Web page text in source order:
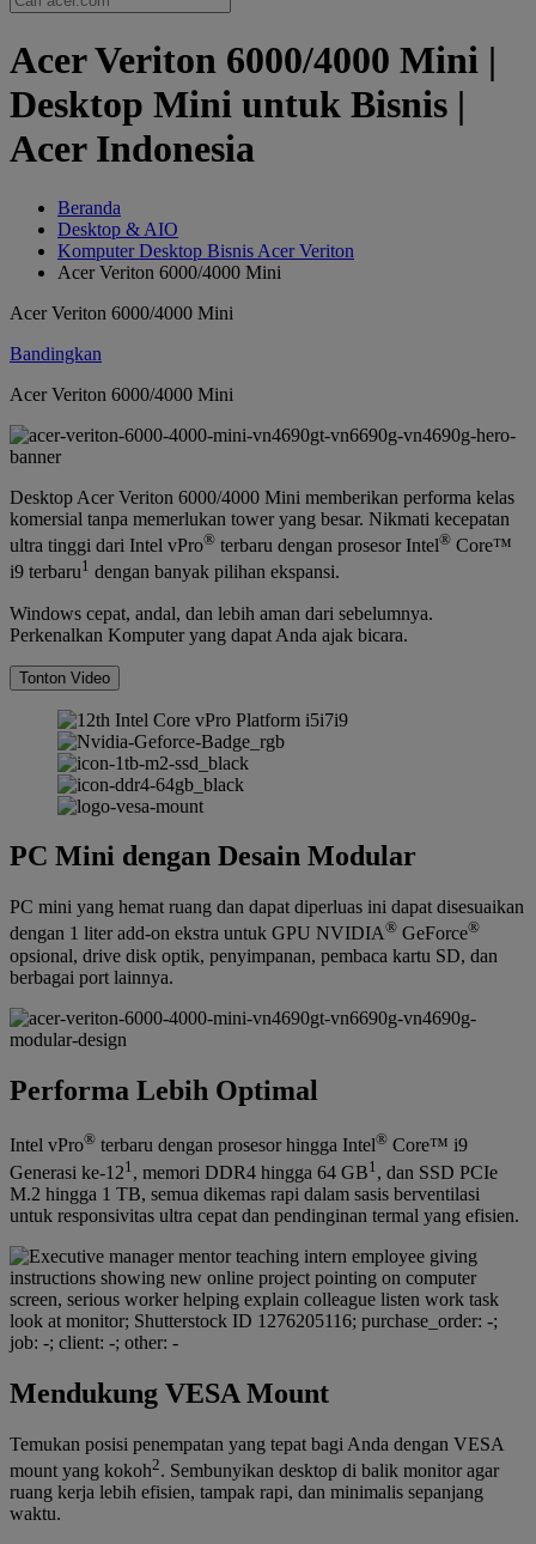
Acer Veriton 6000/4000 Mini |
Desktop Mini untuk Bisnis |
Acer Indonesia
Beranda
Desktop & AIO
Komputer Desktop Bisnis Acer Veriton
Acer Veriton 6000/4000 Mini
Acer Veriton 6000/4000 Mini
Bandingkan
Acer Veriton 6000/4000 Mini
Desktop Acer Veriton 6000/4000 Mini memberikan performa kelas
komersial tanpa memerlukan tower yang besar. Nikmati kecepatan
ultra tinggi dari Intel vPro® terbaru dengan prosesor Intel® Core™
i9 terbaru1 dengan banyak pilihan ekspansi.
Windows cepat, andal, dan lebih aman dari sebelumnya.
Perkenalkan Komputer yang dapat Anda ajak bicara.
Tonton Video
PC Mini dengan Desain Modular
PC mini yang hemat ruang dan dapat diperluas ini dapat disesuaikan
dengan 1 liter add-on ekstra untuk GPU NVIDIA® GeForce®
opsional, drive disk optik, penyimpanan, pembaca kartu SD, dan
berbagai port lainnya.
Performa Lebih Optimal
Intel vPro® terbaru dengan prosesor hingga Intel® Core™ i9
Generasi ke-121 , memori DDR4 hingga 64 GB1 , dan SSD PCIe
M.2 hingga 1 TB, semua dikemas rapi dalam sasis berventilasi
untuk responsivitas ultra cepat dan pendinginan termal yang efisien.
Mendukung VESA Mount
Temukan posisi penempatan yang tepat bagi Anda dengan VESA
mount yang kokoh2. Sembunyikan desktop di balik monitor agar
ruang kerja lebih efisien, tampak rapi, dan minimalis sepanjang
waktu.